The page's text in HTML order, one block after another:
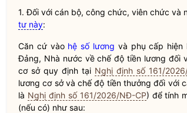
1. Đối với cán bộ, công chức, viên chức và
tư này:
Căn cứ vào hệ số lương và phụ cấp
Đảng, Nhà nước về chế độ tiền lương đối
cơ sở quy định tại Nghị định số 161/
lương cơ sở và chế độ tiền thưởng đối với
là Nghị định số 161/2026/NĐ-CP) để tính
(nếu có) như sau: